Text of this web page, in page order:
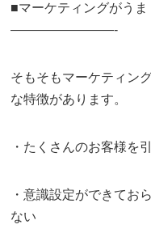
■マーケティングがう
————————-
そもそもマーケティン
な特徴があります。
・たくさんのお客様を
・意識設定ができてお
ない